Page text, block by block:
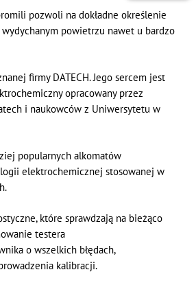
pozwoli na dokładne określenie
powietrzu nawet u bardzo
firmy DATECH. Jego sercem jest
opracowany przez
i naukowców z Uniwersytetu w
popularnych alkomatów
elektrochemicznej stosowanej w
które sprawdzają na bieżąco
testera
o wszelkich błędach,
kalibracji.